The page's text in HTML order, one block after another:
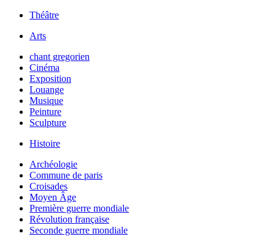
Théâtre
Arts
chant gregorien
Cinéma
Exposition
Louange
Musique
Peinture
Sculpture
Histoire
Archéologie
Commune de paris
Croisades
Moyen Âge
Première guerre mondiale
Révolution française
Seconde guerre mondiale